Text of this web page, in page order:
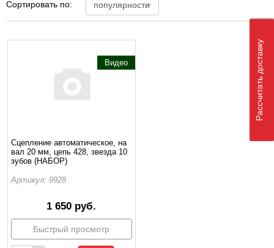
Сортировать по:
Видео
Сцепление автоматическое, на
вал 20 мм, цепь 428, звезда 10
зубов (НАБОР)
Артикул: 9928
1 650 руб.
Быстрый просмотр
Рассчитать доставку